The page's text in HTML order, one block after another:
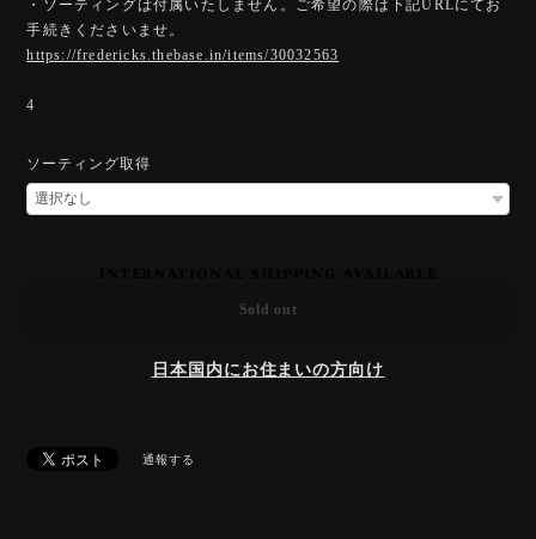
・ソーティングは付属いたしません。ご希望の際は下記URLにてお
手続きくださいませ。
https://fredericks.thebase.in/items/30032563
4
ソーティング取得
Sold out
日本国内にお住まいの方向け
通報する